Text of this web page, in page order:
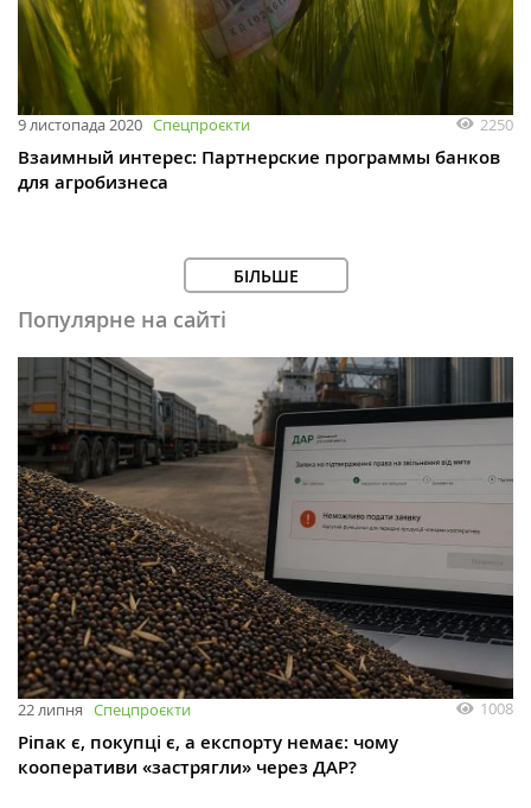
9 листопада 2020 Спецпроєкти 2250
Взаимный интерес: Партнерские программы банков
для агробизнеса
БІЛЬШЕ
Популярне на сайті
22 липня Спецпроєкти 1008
Ріпак є, покупці є, а експорту немає: чому
кооперативи «застрягли» через ДАР?